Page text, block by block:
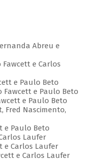
Abreu e
e Carlos
e Paulo Beto
Fawcett e Paulo Beto
e Paulo Beto
Fred Nascimento,
e Paulo Beto
Laufer
e Carlos Laufer
e Carlos Laufer